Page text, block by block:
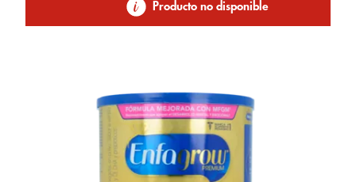
Producto no disponible